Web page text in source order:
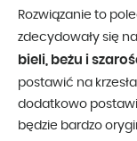
Rozwiązanie to
zdecydowały się
bieli, beżu i
postawić na
dodatkowo
będzie bardzo